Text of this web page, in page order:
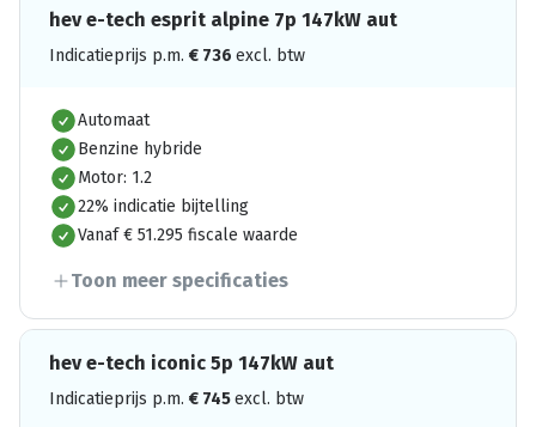
hev e-tech esprit alpine 7p 147kW aut
Indicatieprijs p.m. € 736 excl. btw
Automaat
Benzine hybride
Motor: 1.2
22% indicatie bijtelling
Vanaf € 51.295 fiscale waarde
Toon meer specificaties
hev e-tech iconic 5p 147kW aut
Indicatieprijs p.m. € 745excl. btw